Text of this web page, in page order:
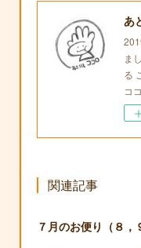
あ
ま
る
コ
関連記事
７月のお便り（８，